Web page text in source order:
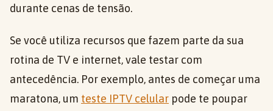
durante cenas de tensão.
Se você utiliza recursos que fazem parte da sua
rotina de TV e internet, vale testar com
antecedência. Por exemplo, antes de começar uma
maratona, um teste IPTV celular pode te poupar